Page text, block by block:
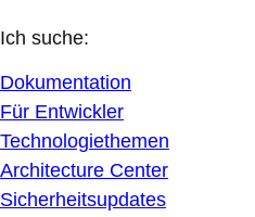
Ich suche:
Dokumentation
Für Entwickler
Technologiethemen
Architecture Center
Sicherheitsupdates